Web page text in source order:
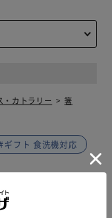
・カトラリー 箸
ギフト 食洗機対応